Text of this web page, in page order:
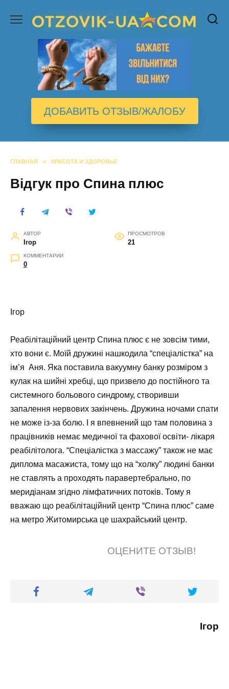
содержанию
ДОБАВИТЬ ОТЗЫВ/ЖАЛОБУ
ГЛАВНАЯ » КРАСОТА И ЗДОРОВЬЕ
Відгук про Спина плюс
АВТОР
Ігор
ПРОСМОТРОВ
21
КОММЕНТАРИИ
0
Ігор
Реабілітаційний центр Спина плюс є не зовсім тими,
хто вони є. Моїй дружині нашкодила “спеціалістка” на
ім’я Аня. Яка поставила вакуумну банку розміром з
кулак на шийні хребці, що призвело до постійного та
системного больового синдрому, створивши
запалення нервових закінчень. Дружина ночами спати
не може із-за болю. І я впевнений що там половина з
працівників немає медичної та фахової освіти- лікаря
реабілітолога. “Спеціалістка з массажу” також не має
диплома масажиста, тому що на “холку” людині банки
не ставлять а проходять паравертебрально, по
меридіанам згідно лімфатичних потоків. Тому я
вважаю що реабілітаційний центр “Спина плюс” саме
на метро Житомирська це шахрайський центр.
ОЦЕНИТЕ ОТЗЫВ!
Ігор